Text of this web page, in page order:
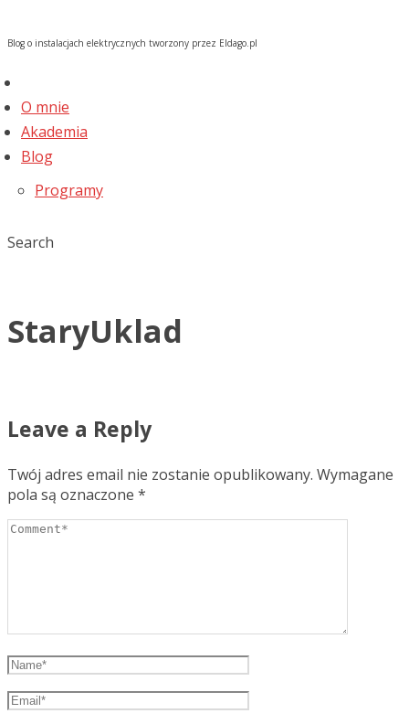
Blog o instalacjach elektrycznych tworzony przez Eldago.pl
O mnie
Akademia
Blog
Programy
Search
StaryUklad
Leave a Reply
Twój adres email nie zostanie opublikowany. Wymagane
pola są oznaczone *